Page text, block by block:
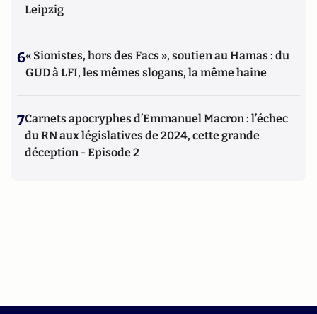
Leipzig
6« Sionistes, hors des Facs », soutien au Hamas : du
GUD à LFI, les mêmes slogans, la même haine
7Carnets apocryphes d’Emmanuel Macron : l’échec
du RN aux législatives de 2024, cette grande
déception - Episode 2